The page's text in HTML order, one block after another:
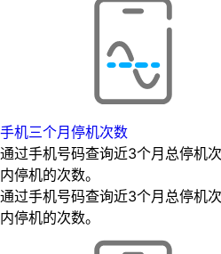
手机三个月停机次数
通过手机号码查询近3个月总停机
内停机的次数。
通过手机号码查询近3个月总停机
内停机的次数。